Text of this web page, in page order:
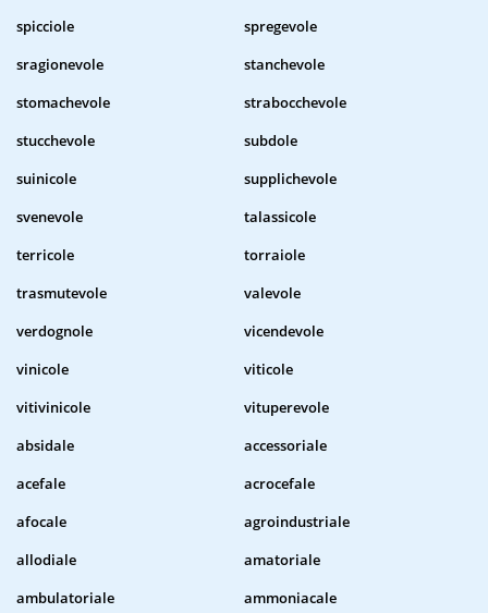
spicciole
spregevole
sragionevole
stanchevole
stomachevole
strabocchevole
stucchevole
subdole
suinicole
supplichevole
svenevole
talassicole
terricole
torraiole
trasmutevole
valevole
verdognole
vicendevole
vinicole
viticole
vitivinicole
vituperevole
absidale
accessoriale
acefale
acrocefale
afocale
agroindustriale
allodiale
amatoriale
ambulatoriale
ammoniacale